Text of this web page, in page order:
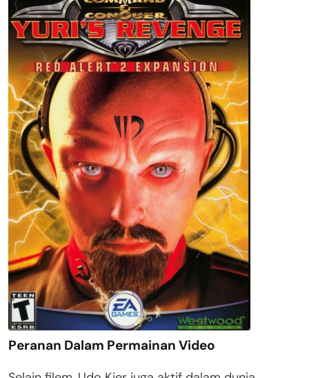
Peranan Dalam Permainan Video